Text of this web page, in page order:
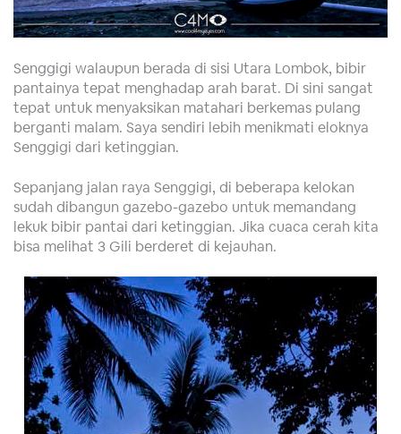
Senggigi walaupun berada di sisi Utara Lombok, bibir
pantainya tepat menghadap arah barat. Di sini sangat
tepat untuk menyaksikan matahari berkemas pulang
berganti malam. Saya sendiri lebih menikmati eloknya
Senggigi dari ketinggian.
Sepanjang jalan raya Senggigi, di beberapa kelokan
sudah dibangun gazebo-gazebo untuk memandang
lekuk bibir pantai dari ketinggian. Jika cuaca cerah kita
bisa melihat 3 Gili berderet di kejauhan.